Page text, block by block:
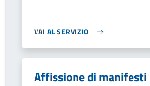
VAI AL SERVIZIO
Affissione di manifesti